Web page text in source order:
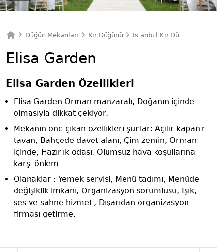
Düğün Mekanları Kır Düğünü İstanbul Kır Düğünü
Elisa Garden
Elisa Garden Özellikleri
Elisa Garden Orman manzaralı, Doğanın içinde
olmasıyla dikkat çekiyor.
Mekanın öne çıkan özellikleri şunlar: Açılır kapanır
tavan, Bahçede davet alanı, Çim zemin, Orman
içinde, Hazırlık odası, Olumsuz hava koşullarına
karşı önlem
Olanaklar : Yemek servisi, Menü tadımı, Menüde
değişiklik imkanı, Organizasyon sorumlusu, Işık,
ses ve sahne hizmeti, Dışarıdan organizasyon
firması getirme.